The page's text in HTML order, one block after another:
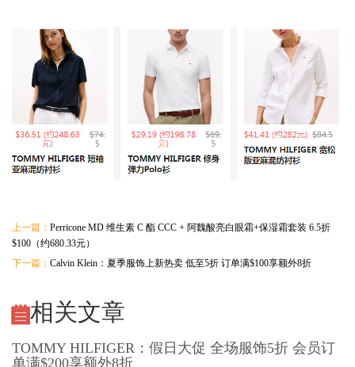
上一篇： Perricone MD 维生素 C 酯 CCC + 阿魏酸亮白眼霜+保湿霜套装 6.5折
$100（约680.33元）
下一篇： Calvin Klein：夏季服饰上新热卖 低至5折 订单满$100享额外8折
相关文章
TOMMY HILFIGER：假日大促 全场服饰5折 会员订
单满$200享额外8折